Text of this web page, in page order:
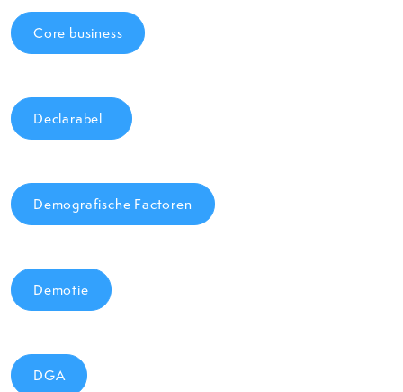
Core business
Declarabel
Demografische Factoren
Demotie
DGA